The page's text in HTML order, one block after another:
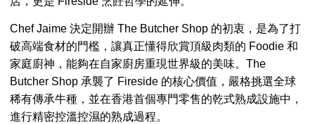
Chef Jaime 決定開辦 The Butcher Shop 的初衷，是為了打
破高端食材的門檻，讓真正懂得欣賞頂級肉類的 Foodie 和
家庭廚神，能夠在自家廚房重現世界級的美味。The
Butcher Shop 承襲了 Fireside 的核心價值，嚴格挑選全球
稀有傳承牛種，並在香港首個專門零售的乾式熟成設施中，
進行精密控溫控濕的熟成過程。